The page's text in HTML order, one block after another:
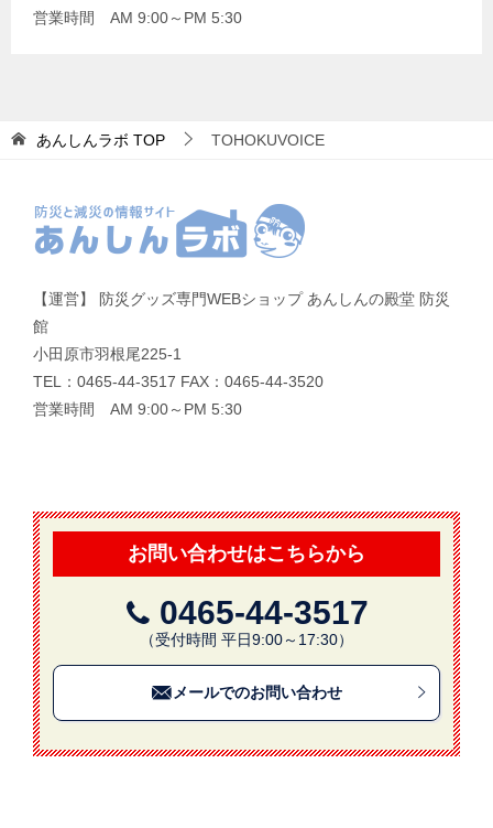
営業時間 AM 9:00～PM 5:30
あんしんラボ TOP TOHOKUVOICE
【運営】 防災グッズ専門WEBショップ あんしんの殿堂 防災
館
小田原市羽根尾225-1
TEL：0465-44-3517 FAX：0465-44-3520
営業時間 AM 9:00～PM 5:30
お問い合わせはこちらから
0465-44-3517
（受付時間 平日9:00～17:30）
メールでのお問い合わせ